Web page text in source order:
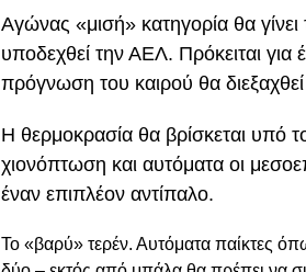
Αγώνας «μισή» κατηγορία θα
υποδεχθεί την ΑΕΛ. Πρόκειται
πρόγνωση του καιρού θα
Η θερμοκρασία θα βρίσκεται υπό
χιονόπτωση και αυτόματα οι
έναν επιπλέον αντίπαλο.
Το «βαρύ» τερέν. Αυτόματα παίκτες